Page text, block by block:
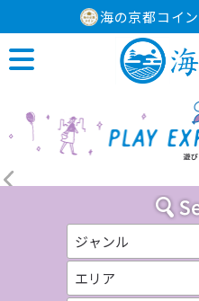
海の京都コイン